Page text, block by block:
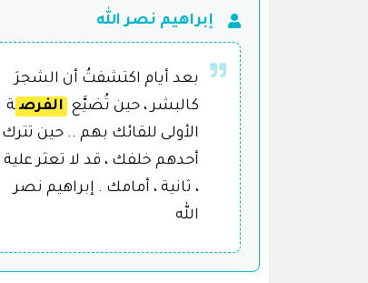
إبراهيم نصر الله
بعد أيام اكتشفتُ أن الشجرَ
كالبشر ، حين تُضيَّع
الفرص ة
الأولى للقائك بهم .. حين تترك
أحدهم خلفك ، قد لا تعثر علية
، ثانية ، أمامك . إبراهيم نصر
الله